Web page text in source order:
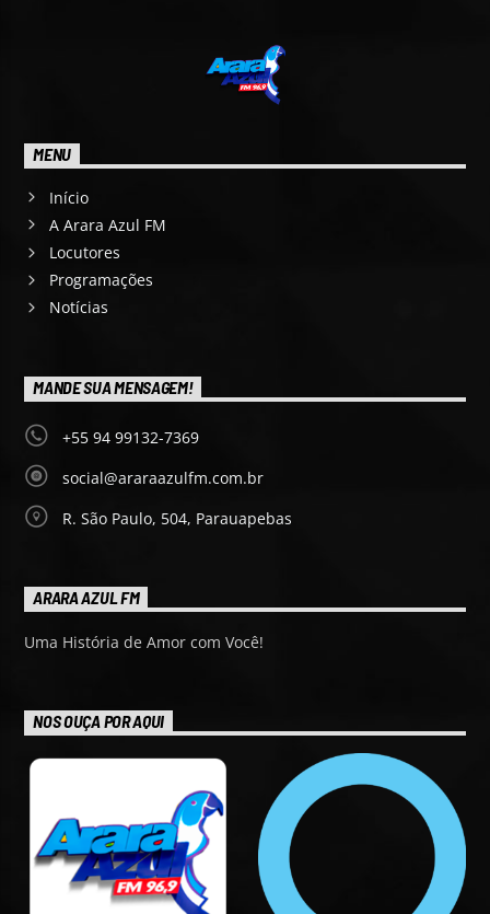
MENU
Início
A Arara Azul FM
Locutores
Programações
Notícias
MANDE SUA MENSAGEM!
+55 94 99132-7369
social@araraazulfm.com.br
R. São Paulo, 504, Parauapebas
ARARA AZUL FM
Uma História de Amor com Você!
NOS OUÇA POR AQUI